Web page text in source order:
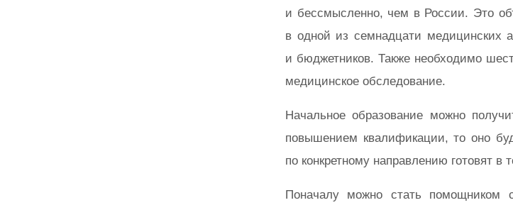
и бессмысленно, чем в России. Это
в одной из семнадцати медицинских
и бюджетников. Также необходимо
медицинское обследование.
Начальное образование можно
повышением квалификации, то оно
по конкретному направлению готовят
Поначалу можно стать помощником